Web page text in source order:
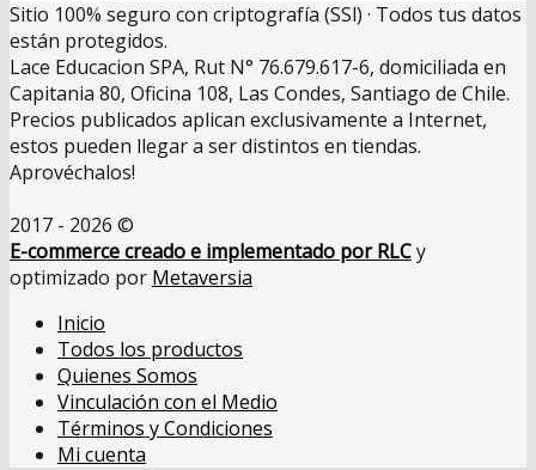
Sitio 100% seguro con criptografía (SSl) · Todos tus datos
están protegidos.
Lace Educacion SPA, Rut N° 76.679.617-6, domiciliada en
Capitania 80, Oficina 108, Las Condes, Santiago de Chile.
Precios publicados aplican exclusivamente a Internet,
estos pueden llegar a ser distintos en tiendas.
Aprovéchalos!
2017 - 2026 ©
E-commerce creado e implementado por RLCy
optimizado por Metaversia
Inicio
Todos los productos
Quienes Somos
Vinculación con el Medio
Términos y Condiciones
Mi cuenta